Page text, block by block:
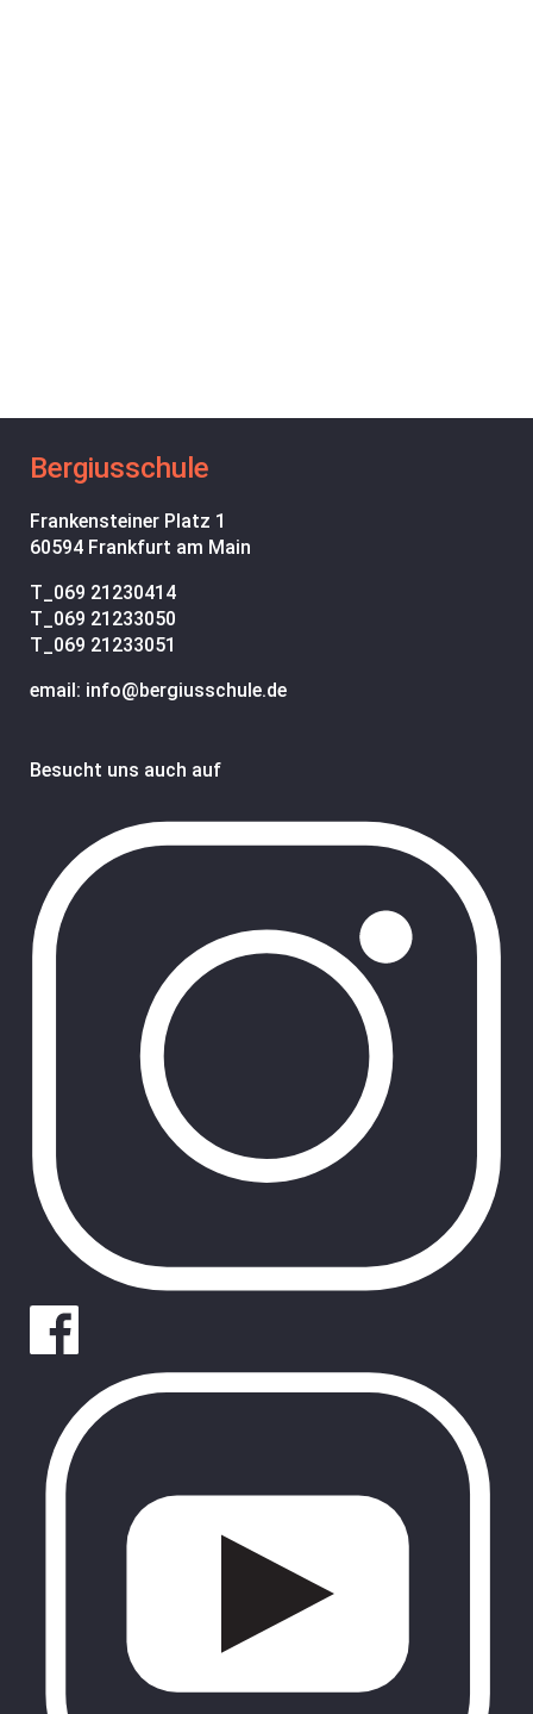
Bergiusschule
Frankensteiner Platz 1
60594 Frankfurt am Main
T_ 069 21230414
T_ 069 21233050
T_ 069 21233051
email: info@bergiusschule.de
Besucht uns auch auf